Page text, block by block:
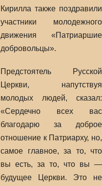
Кирилла также поздравили
участники молодежного
движения «Патриаршие
добровольцы».
Предстоятель Русской
Церкви, напутствуя
молодых людей, сказал:
«Сердечно всех вас
благодарю за доброе
отношение к Патриарху, но,
самое главное, за то, что
вы есть, за то, что вы —
будущее Церкви. Это не